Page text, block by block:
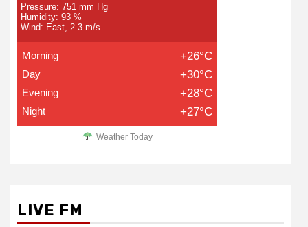
Pressure: 751 mm Hg
Humidity: 93 %
Wind: East, 2.3 m/s
Morning +26°C
Day +30°C
Evening +28°C
Night +27°C
Weather Today
LIVE FM